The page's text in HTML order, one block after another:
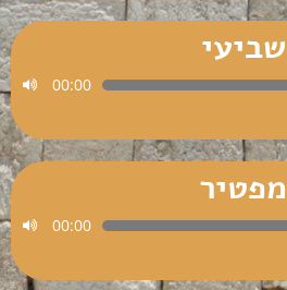
שביעי
00:00
מפטיר
00:00